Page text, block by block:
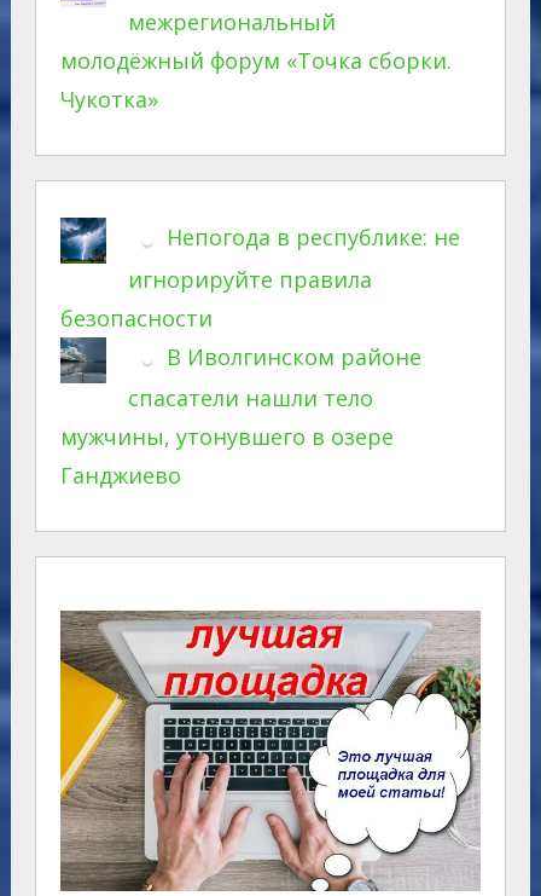
межрегиональный
молодёжный форум «Точка сборки.
Чукотка»
Непогода в республике: не
игнорируйте правила
безопасности
В Иволгинском районе
спасатели нашли тело
мужчины, утонувшего в озере
Ганджиево